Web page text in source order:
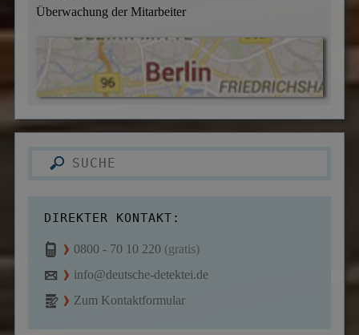
Überwachung der Mitarbeiter
DIREKTER KONTAKT:
0800 - 70 10 220 (gratis)
info@deutsche-detektei.de
Zum Kontaktformular